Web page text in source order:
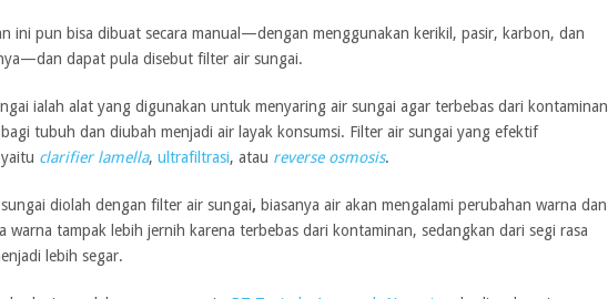
ini pun bisa dibuat secara manual—dengan menggunakan kerikil, pasir, karbon, dan
dapat pula disebut filter air sungai.
ialah alat yang digunakan untuk menyaring air sungai agar terbebas dari kontaminan
tubuh dan diubah menjadi air layak konsumsi. Filter air sungai yang efektif
clarifier lamella, ultrafiltrasi, atau reverse osmosis.
diolah dengan filter air sungai, biasanya air akan mengalami perubahan warna dan
warna tampak lebih jernih karena terbebas dari kontaminan, sedangkan dari segi rasa
lebih segar.